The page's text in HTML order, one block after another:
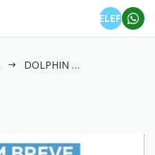
TELEFONE
DOLPHIN MINI 38 KW GS